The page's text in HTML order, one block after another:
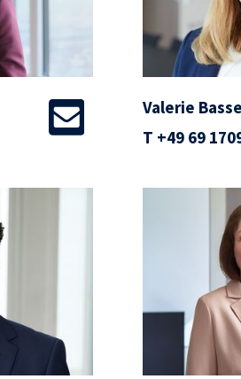
Valerie Basse
T +49 69